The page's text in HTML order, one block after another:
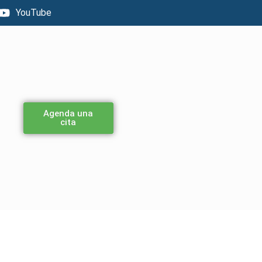
YouTube
Agenda una
cita